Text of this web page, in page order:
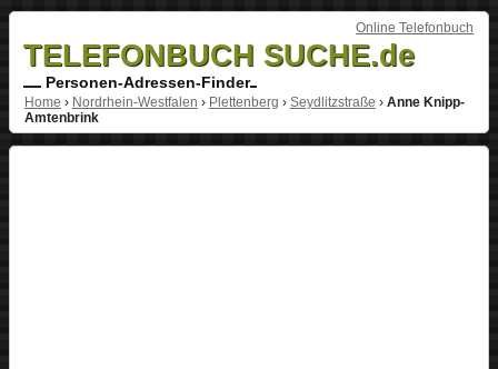
Online Telefonbuch
TELEFONBUCH SUCHE.de
Personen-Adressen-Finder
Home › Nordrhein-Westfalen › Plettenberg › Seydlitzstraße › Anne Knipp-
Amtenbrink